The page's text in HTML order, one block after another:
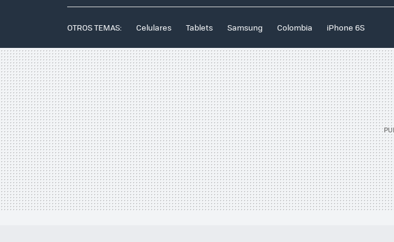
OTROS TEMAS: Celulares Tablets Samsung Colombia iPhone 6S